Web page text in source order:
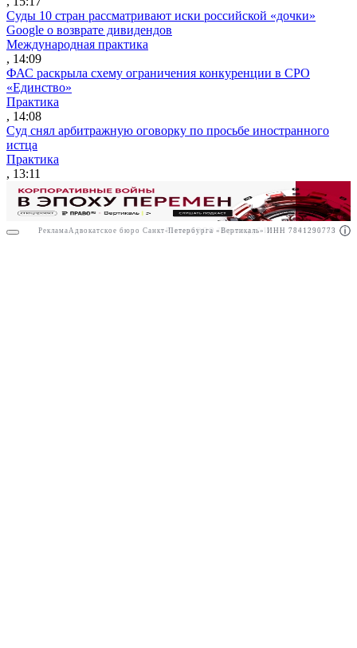
РекламаООО "Право.ру" ИНН: 7704835288
Суды 10 стран рассматривают иски российской «дочки»
Google о возврате дивидендов
Международная практика
, 14:09
ФАС раскрыла схему ограничения конкуренции в СРО
«Единство»
Практика
, 14:08
Суд снял арбитражную оговорку по просьбе иностранного
истца
Практика
, 13:11
Реклама Адвокатское бюро Санкт-Петербурга «Вертикаль» ИНН 7841290773